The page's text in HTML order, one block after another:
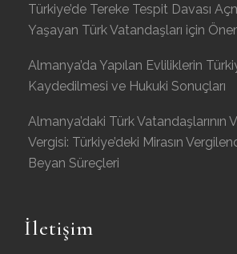
Türkiye’de Tereke Tespit Davası
Yaşayan Türk Vatandaşları için
Almanya’da Yapılan Evliliklerin
Kaydedilmesi ve Hukuki Sonuçları
Almanya’daki Türk Vatandaşlarının
Vergisi: Türkiye’deki Mirasın
Beyan Süreçleri
İletişim